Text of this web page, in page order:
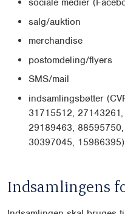
sociale medier
salg/auktion
merchandise
postomdeling/flyers
SMS/mail
indsamlingsbøtter
31715512,
29189463,
30397045, 15986395)
Indsamlingens